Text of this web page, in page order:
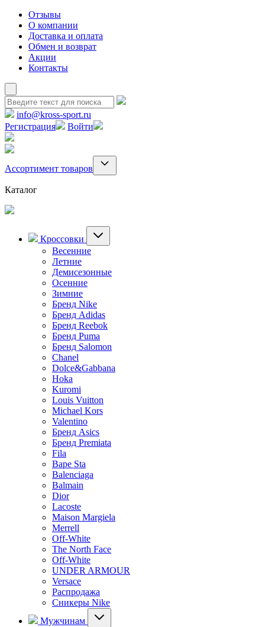
Отзывы
О компании
Доставка и оплата
Обмен и возврат
Акции
Контакты
info@kross-sport.ru
Регистрация
Войти
Ассортимент товаров
Каталог
Кроссовки
Весенние
Летние
Демисезонные
Осенние
Зимние
Бренд Nike
Бренд Adidas
Бренд Reebok
Бренд Puma
Бренд Salomon
Chanel
Dolce&Gabbana
Hoka
Kuromi
Louis Vuitton
Michael Kors
Valentino
Бренд Asics
Бренд Premiata
Fila
Bape Sta
Balenciaga
Balmain
Dior
Lacoste
Maison Margiela
Merrell
Off-White
The North Face
Off-White
UNDER ARMOUR
Versace
Распродажа
Сникеры Nike
Мужчинам